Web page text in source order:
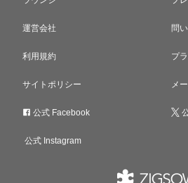
運営会社 問
利用規約 プ
サイトポリシー メ
公式 Facebook
公式 Instagram